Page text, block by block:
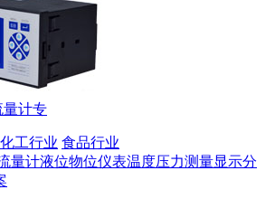
量计专
化工行业 食品行业
量计液位物位仪表温度压力测量显示分